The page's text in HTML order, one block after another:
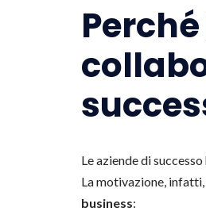
Le aziende di
La motivazione, infatti,
business: